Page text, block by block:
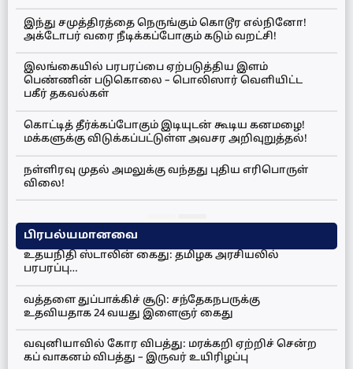
இந்து சமுத்திரத்தை நெருங்கும் கொடூர எல்நினோ!
அக்டோபர் வரை நீடிக்கப்போகும் கடும் வறட்சி!
இலங்கையில் பரபரப்பை ஏற்படுத்திய இளம்
பெண்ணின் படுகொலை – பொலிஸார் வெளியிட்ட
பகீர் தகவல்கள்
கொட்டித் தீர்க்கப்போகும் இடியுடன் கூடிய கனமழை!
மக்களுக்கு விடுக்கப்பட்டுள்ள அவசர அறிவுறுத்தல்!
நள்ளிரவு முதல் அமலுக்கு வந்தது புதிய எரிபொருள்
விலை!
பிரபல்யமானவை
உதயநிதி ஸ்டாலின் கைது: தமிழக அரசியலில்
பரபரப்பு…
வத்தளை துப்பாக்கிச் சூடு: சந்தேகநபருக்கு
உதவியதாக 24 வயது இளைஞர் கைது
வவுனியாவில் கோர விபத்து: மரக்கறி ஏற்றிச் சென்ற
கப் வாகனம் விபத்து – இருவர் உயிரிழப்பு